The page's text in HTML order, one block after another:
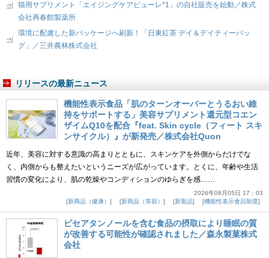
猫用サプリメント「エイジングケアピューレ*1」の自社販売を始動／株式
会社再春館製薬所
環境に配慮した新パッケージへ刷新！「日東紅茶 デイ＆デイティーバッ
グ」／三井農林株式会社
リリースの最新ニュース
機能性表示食品「肌のターンオーバーとうるおい維
持をサポートする」美容サプリメント還元型コエン
ザイムQ10を配合『feat. Skin cycle（フィート スキ
ンサイクル）』が新発売／株式会社Quon
近年、美容に対する意識の高まりとともに、スキンケアを外側からだけでな
く、内側からも整えたいというニーズが広がっています。とくに、年齢や生活
習慣の変化により、肌の乾燥やコンディションのゆらぎを感……
2026年08月05日 17：03
新商品（健康）
新商品（美容） 新製品 機能性表示食品制度
ピセアタンノールを含む食品の摂取により睡眠の質
が改善する可能性が確認されました／森永製菓株式
会社